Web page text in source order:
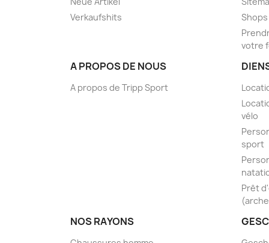
Verkaufshits
Shops
votre
A PROPOS DE NOUS
A propos de Tripp Sport
vélo
sport
Prêt
NOS RAYONS